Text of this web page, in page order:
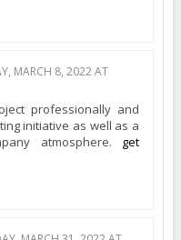
MARCH 8, 2022 AT
professionally and
initiative as well as a
atmosphere. get